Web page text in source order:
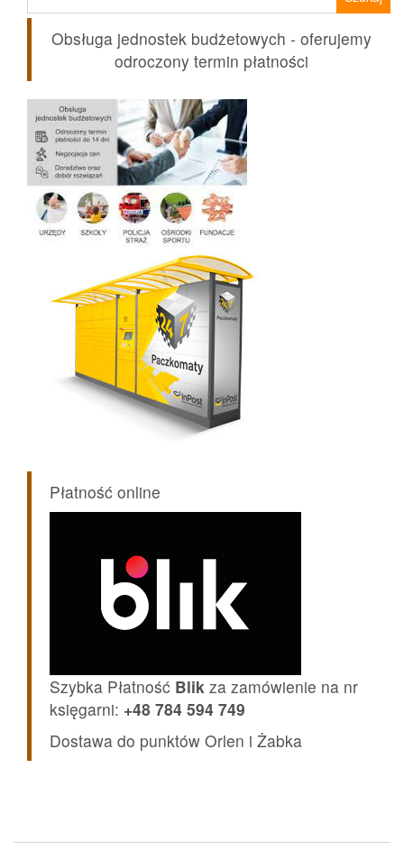
Obsługa jednostek budżetowych - oferujemy
odroczony termin płatności
Płatność online
Szybka Płatność Blik za zamówienie na nr
księgarni: +48 784 594 749
Dostawa do punktów Orlen i Żabka